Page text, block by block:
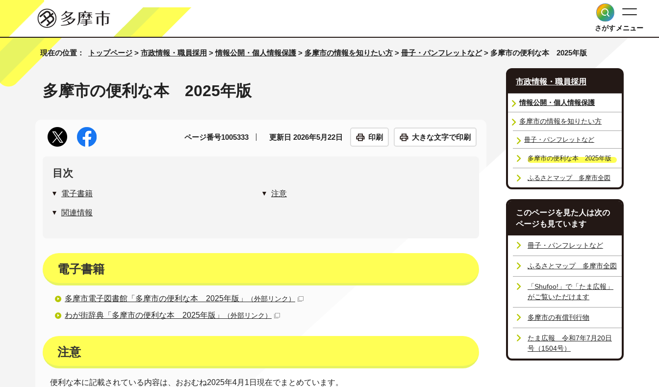
さがすメニュー
現在の位置： トップページ > 市政情報・職員採用 >情報公開・個人情報保護 > 多摩市の情報を知りたい方 > 冊子・パンフレットなど> 多摩市の便利な本 2025年版
多摩市の便利な本 2025年版
ページ番号1005333 更新日 2026年5月22日 印刷 大きな文字で印刷
目次
電子書籍 注意
関連情報
電子書籍
多摩市電子図書館「多摩市の便利な本 2025年版」 （外部リンク）
わが街辞典「多摩市の便利な本 2025年版」 （外部リンク）
注意
便利な本に記載されている内容は、おおむね2025年4月1日現在でまとめています。
市政情報・職員採用
情報公開・個人情報保護
多摩市の情報を知りたい方
冊子・パンフレットなど
多摩市の便利な本 2025年版
ふるさとマップ 多摩市全図
このページを見た人は次の
ページも見ています
冊子・パンフレットなど
ふるさとマップ 多摩市全図
「Shufoo!」で「たま広報」
がご覧いただけます
多摩市の有償刊行物
たま広報 令和7年7月20日
号（1504号）